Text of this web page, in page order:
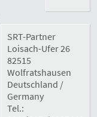
SRT-Partner
Loisach-Ufer 26
82515
Wolfratshausen
Deutschland /
Germany
Tel.: